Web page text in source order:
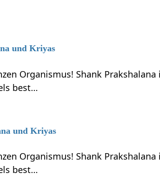
und Kriyas
Organismus! Shank
best…
und Kriyas
Organismus! Shank
best…